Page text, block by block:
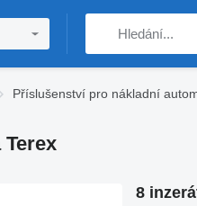
Příslušenství pro nákladní
8